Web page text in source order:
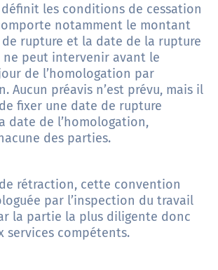
les conditions de cessation
notamment le montant
de rupture et la date de la rupture
peut intervenir avant le
de l’homologation par
Aucun préavis n’est prévu, mais il
fixer une date de rupture
date de l’homologation,
des parties.
rétraction, cette convention
par l’inspection du travail
la partie la plus diligente donc
services compétents.